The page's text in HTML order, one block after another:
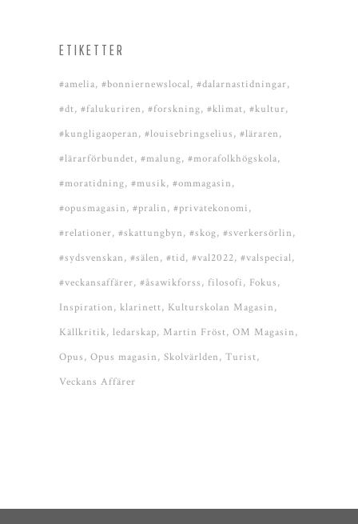
ETIKETTER
#amelia #bonniernewslocal #dalarnastidningar
#dt #falukuriren #forskning #klimat #kultur
#kungligaoperan #louisebringselius #läraren
#lärarförbundet #malung #morafolkhögskola
#moratidning #musik #ommagasin
#opusmagasin #pralin #privatekonomi
#relationer #skattungbyn #skog #sverkersörlin
#sydsvenskan #sälen #tid #val2022 #valspecial
#veckansaffärer #åsawikforss filosofi
Fokus
Inspiration klarinett Kulturskolan Magasin
Källkritik ledarskap Martin Fröst OM Magasin
Opus Opus magasin Skolvärlden Turist
Veckans Affärer